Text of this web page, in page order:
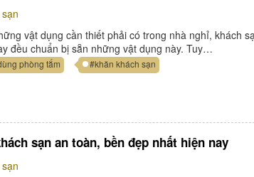
vật dụng cần thiết phải có trong nhà nghỉ, khách
đều chuẩn bị sẵn những vật dụng này. Tuy…
phòng tắm
#khăn khách sạn
sạn an toàn, bền đẹp nhất hiện nay